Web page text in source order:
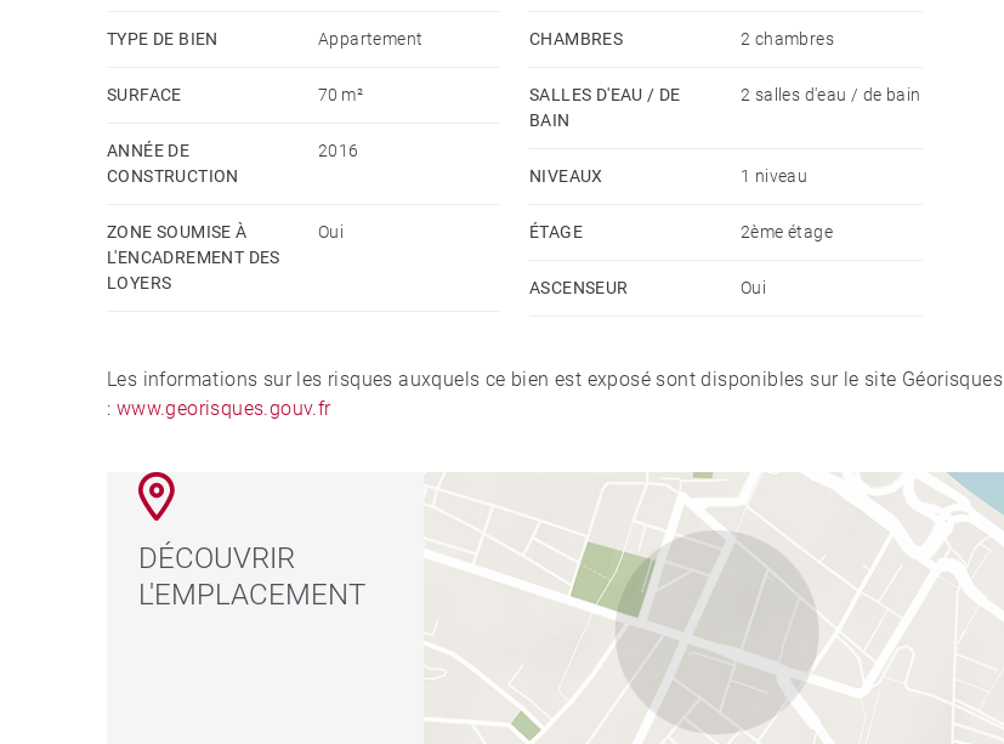
TYPE DE BIEN Appartement
SURFACE 70 m²
ANNÉE DE
CONSTRUCTION
2016
ZONE SOUMISE À
L'ENCADREMENT DES
LOYERS
Oui
CHAMBRES 2 chambres
SALLES D'EAU / DE
BAIN
2 salles d'eau / de bain
NIVEAUX 1 niveau
ÉTAGE 2ème étage
ASCENSEUR Oui
Les informations sur les risques auxquels ce bien est exposé sont disponibles sur le site Géorisques
: www.georisques.gouv.fr
DÉCOUVRIR
L'EMPLACEMENT